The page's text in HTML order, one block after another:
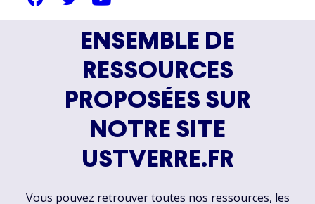
PARTIE D'UN
ENSEMBLE DE
RESSOURCES
PROPOSÉES SUR
NOTRE SITE
USTVERRE.FR
Vous pouvez retrouver toutes nos ressources, les